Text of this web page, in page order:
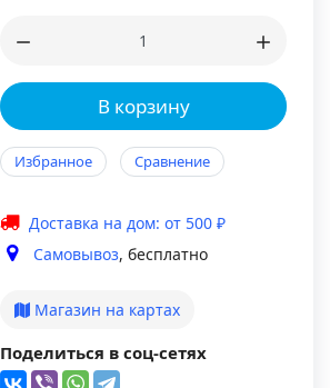
В корзину
Избранное Сравнение
Доставка на дом: от 500 ₽
Самовывоз, бесплатно
Магазин на картах
Поделиться в соц-сетях